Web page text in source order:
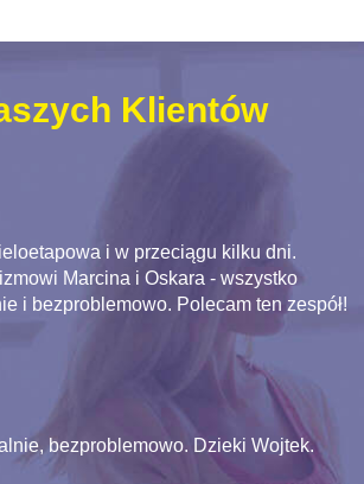
Klientów
i w przeciągu kilku dni.
Marcina i Oskara - wszystko
i bezproblemowo. Polecam ten zespół!
bezproblemowo. Dzieki Wojtek.